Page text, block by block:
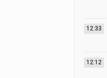
12:33
12:12